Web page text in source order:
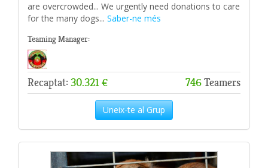
are overcrowded... We urgently need donations to care
for the many dogs... Saber-ne més
Teaming Manager:
Recaptat: 30.321 € 746Teamers
Uneix-te al Grup